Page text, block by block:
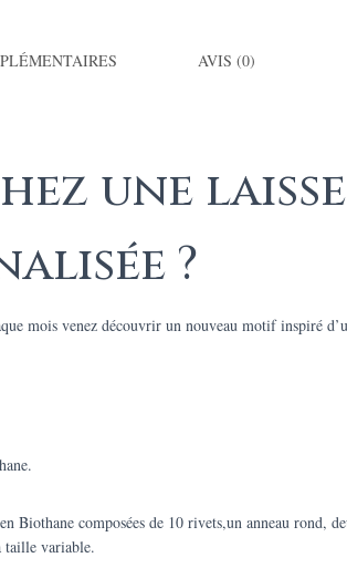
AVIS (0)
une
?
mois venez découvrir un nouveau motif inspiré
Biothane composées de 10 rivets,un anneau rond,
taille variable.